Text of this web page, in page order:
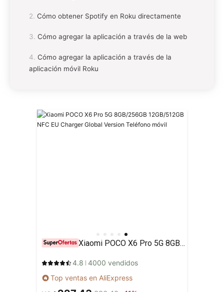
Cómo obtener Spotify en Roku directamente
Cómo agregar la aplicación a través de la web
Cómo agregar la aplicación a través de la
aplicación móvil Roku
Xiaomi POCO X6 Pro 5G 8GB/256GB 12GB/512GB NFC EU Charger Global Version Teléfono móvil
4.8 4000 vendidos
Top ventas en AliExpress